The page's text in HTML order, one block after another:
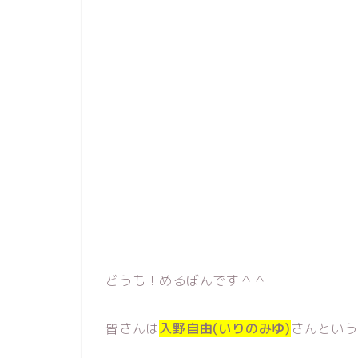
どうも！めるぼんです＾＾
皆さんは入野自由(いりのみゆ)さんとい